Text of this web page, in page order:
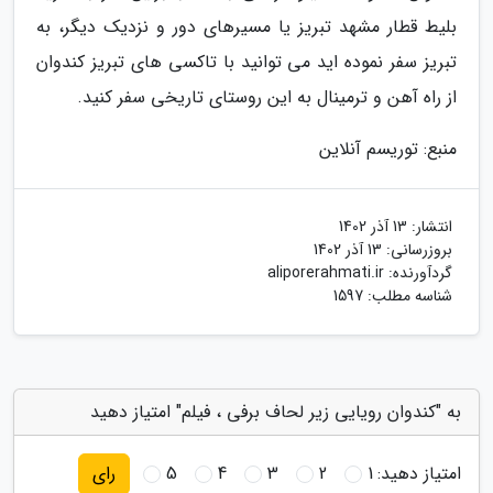
بلیط قطار مشهد تبریز یا مسیرهای دور و نزدیک دیگر، به
تبریز سفر نموده اید می توانید با تاکسی های تبریز کندوان
از راه آهن و ترمینال به این روستای تاریخی سفر کنید.
منبع: توریسم آنلاین
انتشار: 13 آذر 1402
بروزرسانی: 13 آذر 1402
گردآورنده: aliporerahmati.ir
شناسه مطلب: 1597
به "کندوان رویایی زیر لحاف برفی ، فیلم" امتیاز دهید
امتیاز دهید:1
2
3
4
5 رای